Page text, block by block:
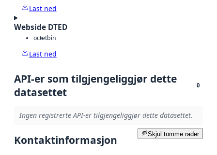
Last ned
Webside DTED
octetbin
Last ned
API-er som tilgjengeliggjør dette
datasettet
0
Ingen registrerte API-er tilgjengeliggjør dette datasettet.
Skjul tomme rader
Kontaktinformasjon